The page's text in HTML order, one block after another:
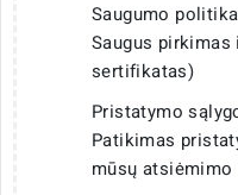
Saugumo politika
Saugus pirkimas
sertifikatas)
Pristatymo
Patikimas
mūsų